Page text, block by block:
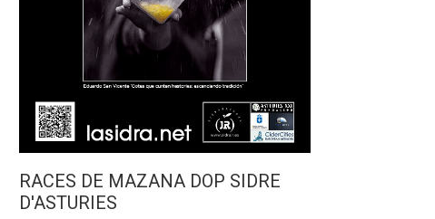
RACES DE MAZANA DOP SIDRE
D'ASTURIES